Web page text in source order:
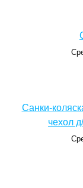
Санки-
чехол